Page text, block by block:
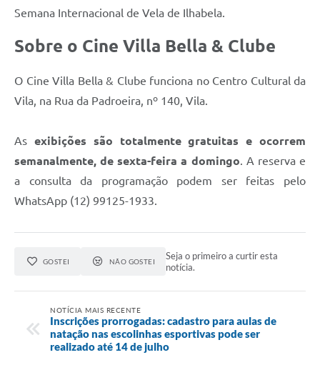
Semana Internacional de Vela de Ilhabela.
Sobre o Cine Villa Bella & Clube
O Cine Villa Bella & Clube funciona no Centro Cultural da
Vila, na Rua da Padroeira, nº 140, Vila.
As exibições são totalmente gratuitas e ocorrem
semanalmente, de sexta-feira a domingo. A reserva e
a consulta da programação podem ser feitas pelo
WhatsApp (12) 99125-1933.
GOSTEI NÃO GOSTEI
Seja o primeiro a curtir esta
notícia.
NOTÍCIA MAIS RECENTE
Inscrições prorrogadas: cadastro para aulas de
natação nas escolinhas esportivas pode ser
realizado até 14 de julho